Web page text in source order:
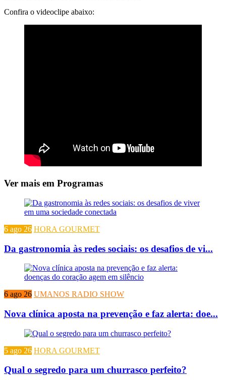
Confira o videoclipe abaixo:
Ver mais em Programas
6 ago 26 HORA GOURMET
Da gastronomia às redes sociais: os desafios de vi...
6 ago 26 UMANOS RADIO SHOW
Nova clínica aposta na prevenção e faz alerta: doe...
5 ago 26 HORA GOURMET
Qual o segredo para um churrasco perfeito?